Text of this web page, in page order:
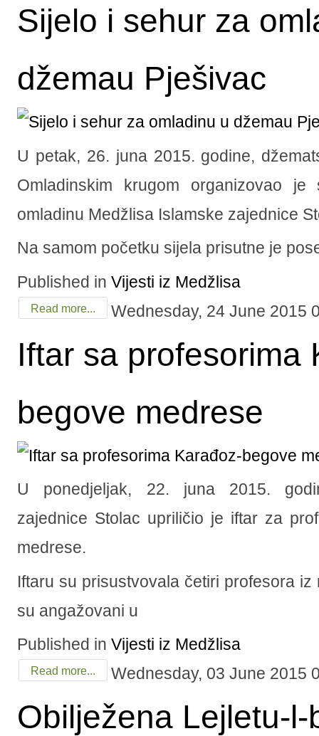
Sijelo i sehur za
džemau Pješivac
U petak, 26. juna 2015. godine,
Omladinskim krugom organizovao
omladinu Medžlisa Islamske zajednice
Na samom početku sijela prisutne je
Published in Vijesti iz Medžlisa
Read more... Wednesday, 24 June 2015
Iftar sa profesorima
begove medrese
U ponedjeljak, 22. juna 2015.
zajednice Stolac upriličio je iftar za
medrese.
Iftaru su prisustvovala četiri profesora
su angažovani u
Published in Vijesti iz Medžlisa
Read more... Wednesday, 03 June 2015
Obilježena Lejletu-l-